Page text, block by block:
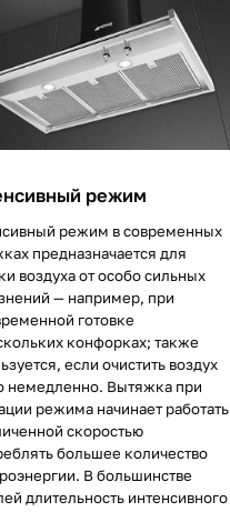
режим
режим в современных
предназначается для
воздуха от особо сильных
— например, при
готовке
конфорках; также
если очистить воздух
немедленно. Вытяжка при
режима начинает работать
скоростью
большее количество
В большинстве
длительность интенсивного